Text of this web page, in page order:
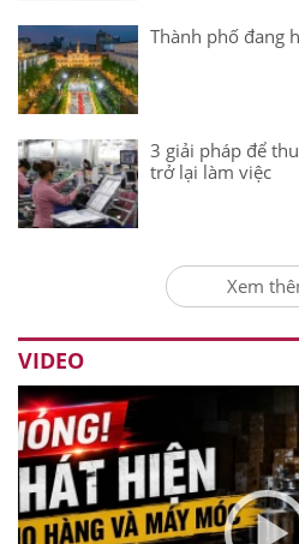
Thành phố đang
3 giải pháp để
trở lại làm việc
Xem
VIDEO